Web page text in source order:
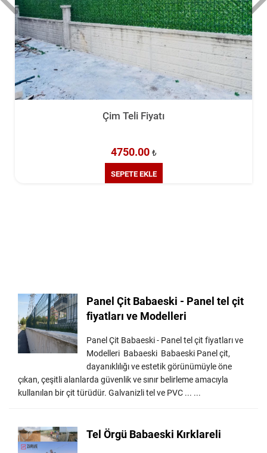
Panel Çit Babaeski - Panel tel çit
fiyatları ve Modelleri
Panel Çit Babaeski - Panel tel çit fiyatları ve
Modelleri Babaeski Babaeski Panel çit,
dayanıklılığı ve estetik görünümüyle öne
çıkan, çeşitli alanlarda güvenlik ve sınır belirleme amacıyla
kullanılan bir çit türüdür. Galvanizli tel ve PVC ... ...
Tel Örgü Babaeski Kırklareli